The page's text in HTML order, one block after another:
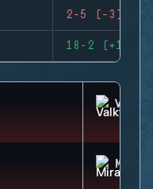
2-5 (-3)
18-2 (+16)
MIRA